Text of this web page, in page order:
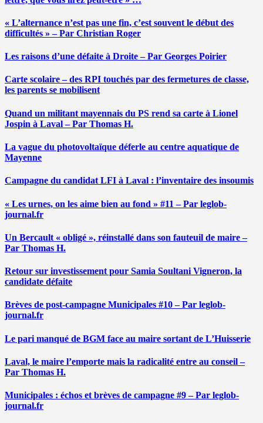
« L’alternance n’est pas une fin, c’est souvent le début des
difficultés » – Par Christian Roger
Les raisons d’une défaite à Droite – Par Georges Poirier
Carte scolaire – des RPI touchés par des fermetures de classe,
les parents se mobilisent
Quand un militant mayennais du PS rend sa carte à Lionel
Jospin à Laval – Par Thomas H.
La vague du photovoltaïque déferle au centre aquatique de
Mayenne
Campagne du candidat LFI à Laval : l’inventaire des insoumis
« Les urnes, on les aime bien au fond » #11 – Par leglob-
journal.fr
Un Bercault « obligé », réinstallé dans son fauteuil de maire –
Par Thomas H.
Retour sur investissement pour Samia Soultani Vigneron, la
candidate défaite
Brèves de post-campagne Municipales #10 – Par leglob-
journal.fr
Le pari manqué de BGM face au maire sortant de L’Huisserie
Laval, le maire l’emporte mais la radicalité entre au conseil –
Par Thomas H.
Municipales : échos et brèves de campagne #9 – Par leglob-
journal.fr